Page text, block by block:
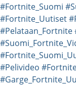
#Fortnite_Suomi
#Fortnite_Uutiset
#Pelataan_Fortnite
#Pelivideo